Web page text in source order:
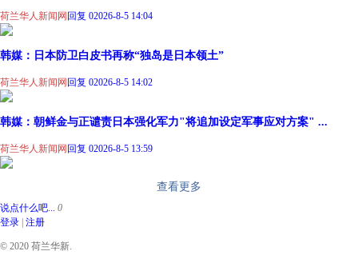
荷兰华人新闻网 回复 02026-8-5 14:04
韩媒：日本防卫白皮书再称“独岛是日本领土”
荷兰华人新闻网 回复 02026-8-5 14:02
韩媒：朝鲜金与正谴责日本强化军力"将追加设定军事应对方案" ...
荷兰华人新闻网 回复 02026-8-5 13:59
查看更多
说点什么吧... 0
登录 注册
© 2020 荷兰华新.